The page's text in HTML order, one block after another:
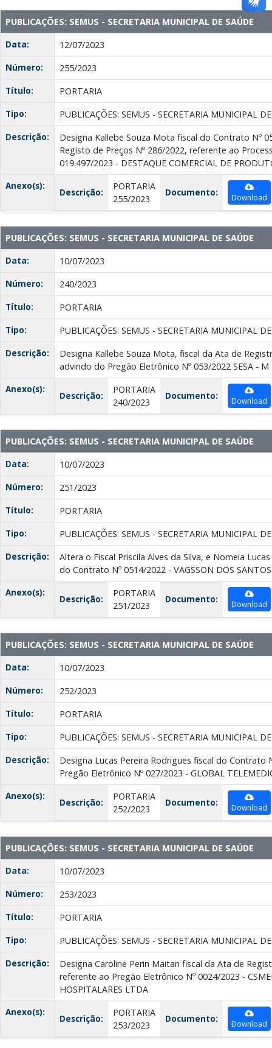
PUBLICAÇÕES: SEMUS - SECRETARIA MUNICIPAL DE SAÚDE
Data:
12/07/2023
Número:
255/2023
Título:
PORTARIA
Tipo:
PUBLICAÇÕES: SEMUS - SECRETARIA MUNICIPAL
Descrição:
Designa Kallebe Souza Mota fiscal do Contrato Nº
Registo de Preços Nº 286/2022, referente ao
019.497/2023 - DESTAQUE COMERCIAL DE
Anexo(s):
Descrição:
PORTARIA
255/2023
Documento: Download
PUBLICAÇÕES: SEMUS - SECRETARIA MUNICIPAL DE SAÚDE
Data:
10/07/2023
Número:
240/2023
Título:
PORTARIA
Tipo:
PUBLICAÇÕES: SEMUS - SECRETARIA MUNICIPAL
Descrição:
Designa Kallebe Souza Mota, fiscal da Ata de
advindo do Pregão Eletrônico Nº 053/2022 SESA - M
Anexo(s):
Descrição:
PORTARIA
240/2023
Documento: Download
PUBLICAÇÕES: SEMUS - SECRETARIA MUNICIPAL DE SAÚDE
Data:
10/07/2023
Número:
251/2023
Título:
PORTARIA
Tipo:
PUBLICAÇÕES: SEMUS - SECRETARIA MUNICIPAL
Descrição:
Altera o Fiscal Priscila Alves da Silva, e Nomeia
do Contrato Nº 0514/2022 - VAGSSON DOS
Anexo(s):
Descrição:
PORTARIA
251/2023
Documento: Download
PUBLICAÇÕES: SEMUS - SECRETARIA MUNICIPAL DE SAÚDE
Data:
10/07/2023
Número:
252/2023
Título:
PORTARIA
Tipo:
PUBLICAÇÕES: SEMUS - SECRETARIA MUNICIPAL
Descrição:
Designa Lucas Pereira Rodrigues fiscal do Contrato
Pregão Eletrônico Nº 027/2023 - GLOBAL
Anexo(s):
Descrição:
PORTARIA
252/2023
Documento: Download
PUBLICAÇÕES: SEMUS - SECRETARIA MUNICIPAL DE SAÚDE
Data:
10/07/2023
Número:
253/2023
Título:
PORTARIA
Tipo:
PUBLICAÇÕES: SEMUS - SECRETARIA MUNICIPAL
Descrição:
Designa Caroline Perin Maitan fiscal da Ata de
referente ao Pregão Eletrônico Nº 0024/2023 -
HOSPITALARES LTDA
Anexo(s):
Descrição:
PORTARIA
253/2023
Documento: Download